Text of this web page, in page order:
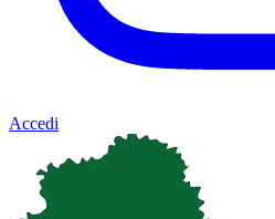
Accedi